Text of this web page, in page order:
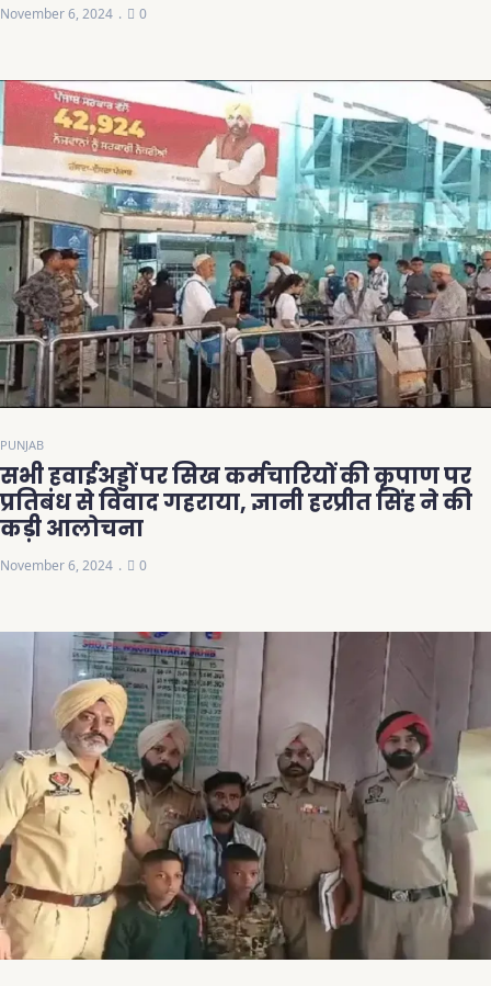
November 6, 2024 0
PUNJAB
सभी हवाईअड्डों पर सिख कर्मचारियों की कृपाण पर
प्रतिबंध से विवाद गहराया, ज्ञानी हरप्रीत सिंह ने की
कड़ी आलोचना
November 6, 2024 0